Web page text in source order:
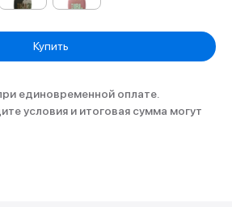
Купить
единовременной оплате.
условия и итоговая сумма могут